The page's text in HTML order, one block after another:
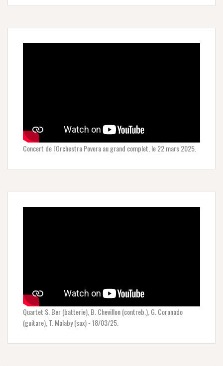
Concert de l'Orchestra Povera au grand complet, le 22 mars 2025.
Quartet S. Ber (batterie), B. Chevillon (contreb.), G. Coronado
(guitare), T. Malaby (sax) - 18/03/25.